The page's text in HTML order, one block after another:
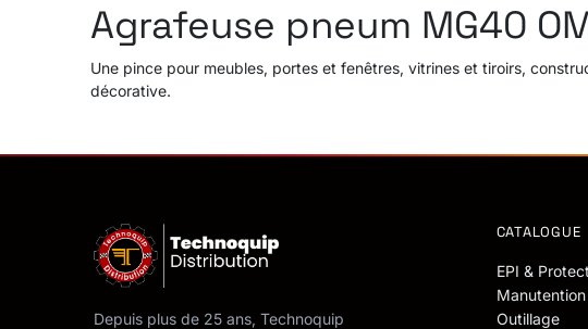
Agrafeuse pneum MG40
Une pince pour meubles, portes et fenêtres, vitrines et tiroirs,
décorative.
Depuis plus de 25 ans, Technoquip
CATALOGUE
EPI &
Outillage